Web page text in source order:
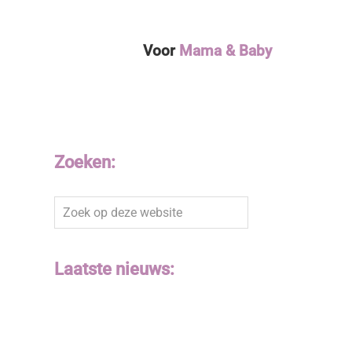
VoorMama & Baby
Zoeken:
Zoek
op
website
Laatste nieuws: